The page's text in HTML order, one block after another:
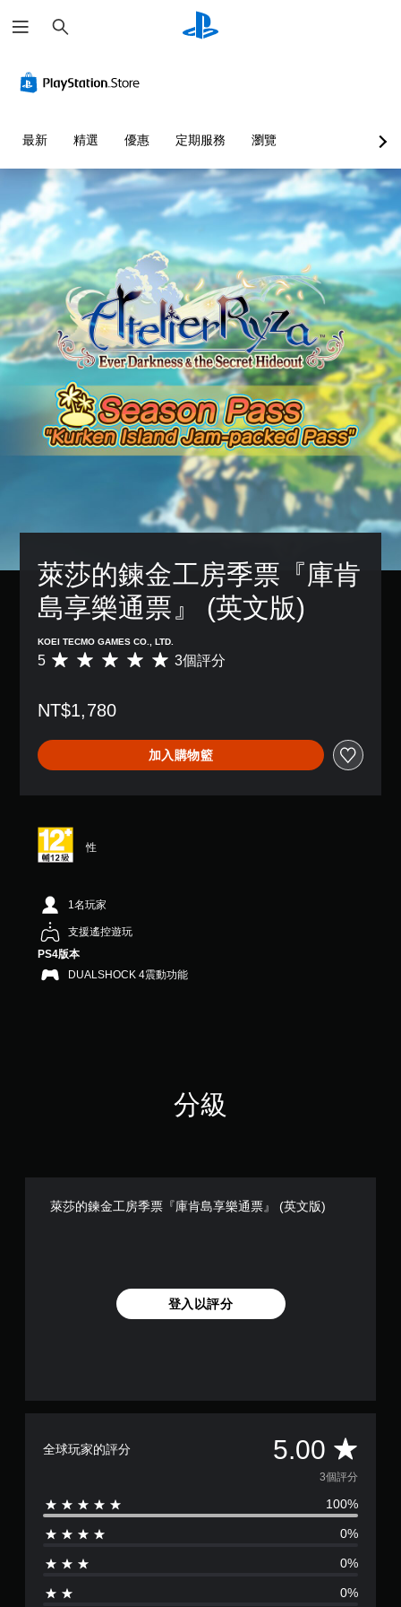
尋
最新 精選 優惠 定期服務 瀏覽
萊莎的鍊金工房季票『庫肯
島享樂通票』 (英文版)
KOEI TECMO GAMES CO., LTD.
平
分
5
顆
星
5
顆
，
共
3
則
評
分
5 3個評分
NT$1,780
加入購物籃
性
1名玩家
支援遙控遊玩
PS4版本
DUALSHOCK 4震動功能
分級
萊莎的鍊金工房季票『庫肯島享樂通票』 (英文版)
登入以評分
全球玩家的評分 5.00 平
均
評
分
3個評分
100%
0%
0%
0%